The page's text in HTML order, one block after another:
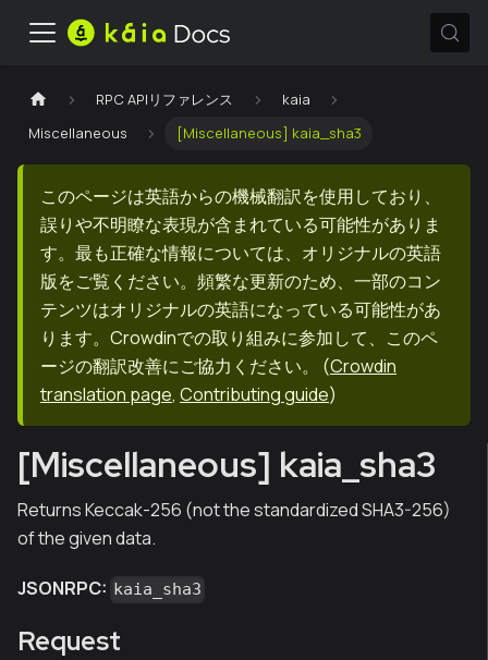
RPC APIリファレンス
kaia
Miscellaneous
[Miscellaneous] kaia_sha3
このページは英語からの機械翻訳を使用しており、
誤りや不明瞭な表現が含まれている可能性がありま
す。最も正確な情報については、オリジナルの英語
版をご覧ください。頻繁な更新のため、一部のコン
テンツはオリジナルの英語になっている可能性があ
ります。Crowdinでの取り組みに参加して、このペ
ージの翻訳改善にご協力ください。
(Crowdin
translation page, Contributing guide)
[Miscellaneous] kaia_sha3
Returns Keccak-256 (not the standardized SHA3-256)
of the given data.
JSONRPC: kaia_sha3
Request